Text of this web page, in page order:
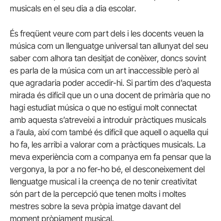
musicals en el seu dia a dia escolar.
És freqüent veure com part dels i les docents veuen la
música com un llenguatge universal tan allunyat del seu
saber com alhora tan desitjat de conèixer, doncs sovint
es parla de la música com un art inaccessible però al
que agradaria poder accedir-hi. Si partim des d’aquesta
mirada és difícil que un o una docent de primària que no
hagi estudiat música o que no estigui molt connectat
amb aquesta s’atreveixi a introduir pràctiques musicals
a l’aula, així com també és difícil que aquell o aquella qui
ho fa, les arribi a valorar com a pràctiques musicals. La
meva experiència com a companya em fa pensar que la
vergonya, la por a no fer-ho bé, el desconeixement del
llenguatge musical i la creença de no tenir creativitat
són part de la percepció que tenen molts i moltes
mestres sobre la seva pròpia imatge davant del
moment pròpiament musical.